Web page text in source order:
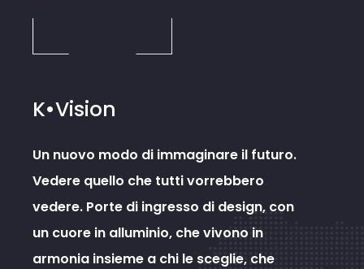
K•Vision
Un nuovo modo di immaginare il futuro.
Vedere quello che tutti vorrebbero
vedere. Porte di ingresso di design, con
un cuore in alluminio, che vivono in
armonia insieme a chi le sceglie, che